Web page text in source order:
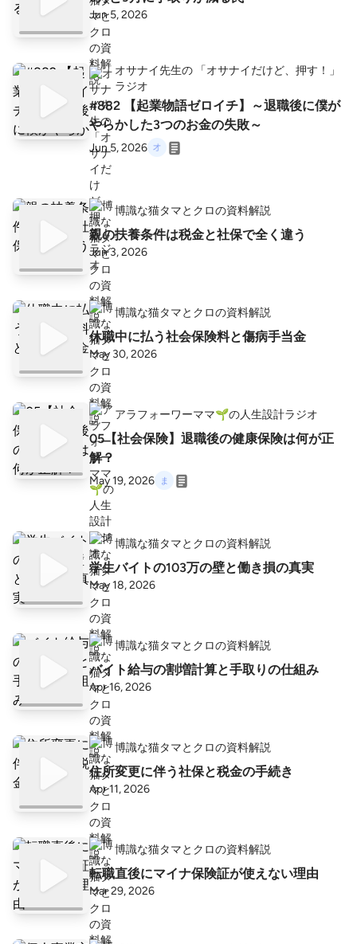
Jun 5, 2026
オサナイ先生の 「オサナイだけど、押す！」
ラジオ
#882 【起業物語ゼロイチ】～退職後に僕が
やらかした3つのお金の失敗～
Jun 5, 2026
博識な猫タマとクロの資料解説
親の扶養条件は税金と社保で全く違う
Jun 3, 2026
博識な猫タマとクロの資料解説
休職中に払う社会保険料と傷病手当金
May 30, 2026
アラフォーワーママ🌱の人生設計ラジオ
05【社会保険】退職後の健康保険は何が正
解？
May 19, 2026
博識な猫タマとクロの資料解説
学生バイトの103万の壁と働き損の真実
May 18, 2026
博識な猫タマとクロの資料解説
バイト給与の割増計算と手取りの仕組み
Apr 16, 2026
博識な猫タマとクロの資料解説
住所変更に伴う社保と税金の手続き
Apr 11, 2026
博識な猫タマとクロの資料解説
転職直後にマイナ保険証が使えない理由
Mar 29, 2026